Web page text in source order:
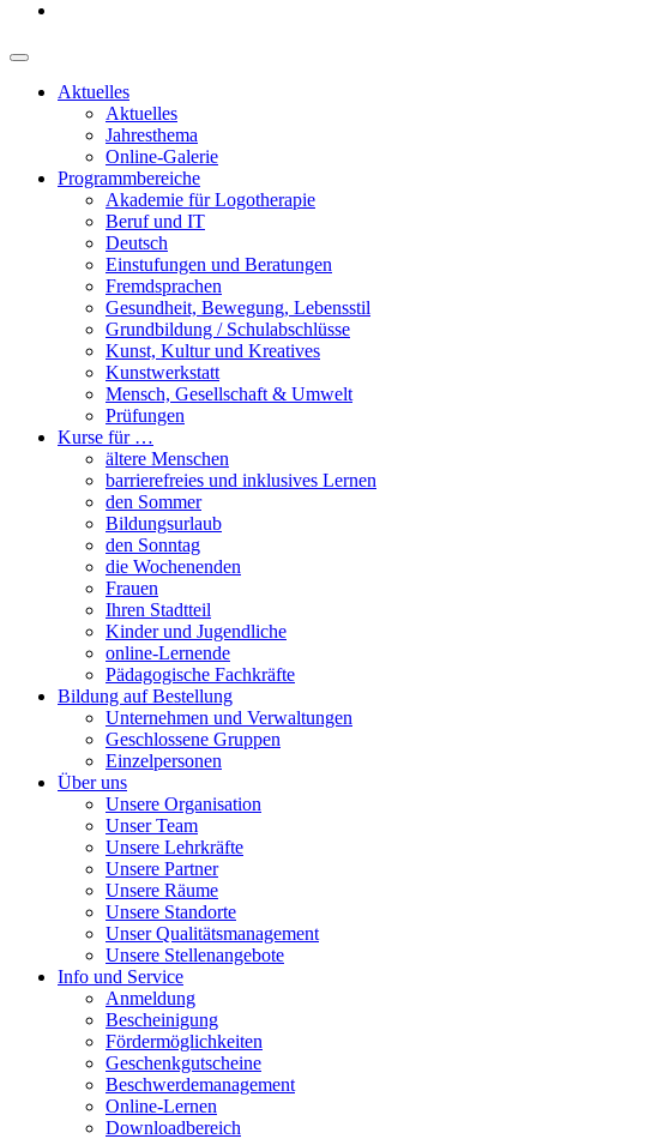
Aktuelles
Aktuelles
Jahresthema
Online-Galerie
Programmbereiche
Akademie für Logotherapie
Beruf und IT
Deutsch
Einstufungen und Beratungen
Fremdsprachen
Gesundheit, Bewegung, Lebensstil
Grundbildung / Schulabschlüsse
Kunst, Kultur und Kreatives
Kunstwerkstatt
Mensch, Gesellschaft & Umwelt
Prüfungen
Kurse für …
ältere Menschen
barrierefreies und inklusives Lernen
den Sommer
Bildungsurlaub
den Sonntag
die Wochenenden
Frauen
Ihren Stadtteil
Kinder und Jugendliche
online-Lernende
Pädagogische Fachkräfte
Bildung auf Bestellung
Unternehmen und Verwaltungen
Geschlossene Gruppen
Einzelpersonen
Über uns
Unsere Organisation
Unser Team
Unsere Lehrkräfte
Unsere Partner
Unsere Räume
Unsere Standorte
Unser Qualitätsmanagement
Unsere Stellenangebote
Info und Service
Anmeldung
Bescheinigung
Fördermöglichkeiten
Geschenkgutscheine
Beschwerdemanagement
Online-Lernen
Downloadbereich